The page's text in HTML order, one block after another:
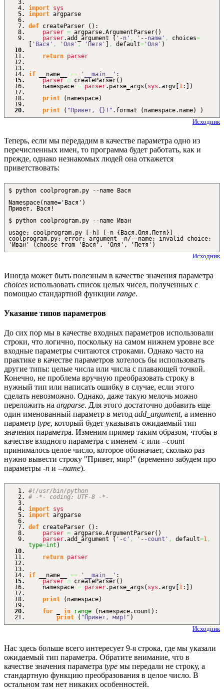
import sys
import argparse
def createParser ( ) :
parser = argparse.ArgumentParser( )
parser.add_argument ( '-n' , '--name' , choices=
[ 'Вася' , 'Оля' , 'Петя' ] , default= 'Оля' )
return parser
if __name__ == '__main__' :
parser = createParser( )
namespace = parser. parse_args ( sys .argv [1: ] )
print
( namespace)
print
( "Привет, {}!" . format ( namespace. name) )
Исходник
Теперь, если мы передадим в качестве параметра одно из
перечисленных имен, то программа будет работать, как и
прежде, однако незнакомых людей она откажется
приветствовать:
$ python coolprogram.py --name Вася
Namespace(name='Вася')
Привет, Вася!
$ python coolprogram.py --name Иван
usage: coolprogram.py [-h] [-n {Вася,Оля,Петя}]
coolprogram.py: error: argument -n/--name: invalid choice:
'Иван' (choose from 'Вася', 'Оля', 'Петя')
Исходник
Иногда может быть полезным в качестве значения параметра
choices использовать список целых чисел, полученных с
помощью стандартной функции range.
Указание типов параметров
До сих пор мы в качестве входных параметров использовали
строки, что логично, поскольку на самом нижнем уровне все
входные параметры считаются строками. Однако часто на
практике в качестве параметров хотелось бы использовать
другие типы: целые числа или числа с плавающей точкой.
Конечно, не проблема вручную преобразовать строку в
нужный тип или написать ошибку в случае, если этого
сделать невозможно. Однако, даже такую мелочь можно
переложить на argparse. Для этого достаточно добавить еще
один именованный параметр в метод add_argument, а именно
параметр type, который будет указывать ожидаемый тип
значения параметра. Изменим пример таким образом, чтобы в
качестве входного параметра с именем -c или --count
принималось целое число, которое обозначает, сколько раз
нужно вывести строку "Привет, мир!" (временно забудем про
параметры -n и --name).
#!/usr/bin/python
# -*- coding: UTF-8 -*-
import sys
import argparse
def createParser ( ) :
parser = argparse.ArgumentParser( )
parser.add_argument ( '-c' , '--count' , default=1,
type=int )
return parser
if __name__ == '__main__' :
parser = createParser( )
namespace = parser. parse_args ( sys .argv 1:
)
print
( namespace)
for
in range ( namespace. count ) :
print
( "Привет, мир!" )
Исходник
Нас здесь больше всего интересует 9-я строка, где мы указали
ожидаемый тип параметра. Обратите внимание, что в
качестве значения параметра type мы передали не строку, а
стандартную функцию преобразования в целое число. В
остальном там нет никаких особенностей.